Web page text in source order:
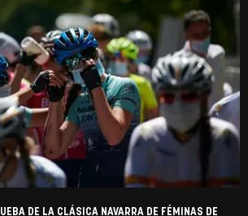
DE LA CLÁSICA NAVARRA DE FÉMINAS DE